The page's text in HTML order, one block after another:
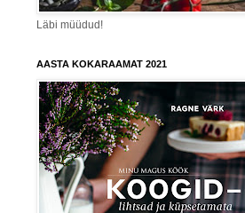
Läbi müüdud!
AASTA KOKARAAMAT 2021